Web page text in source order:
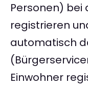
Personen) bei
registrieren
automatisch
Einwohner